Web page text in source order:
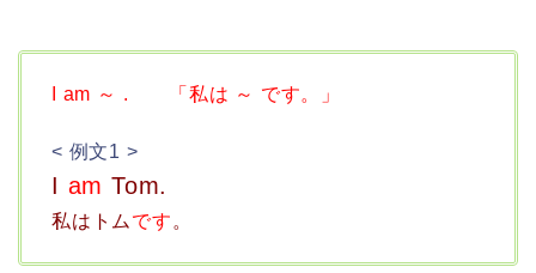
I am ～ . 「私は ～ です。」
< 例文1 >
I am Tom.
私はトム です 。